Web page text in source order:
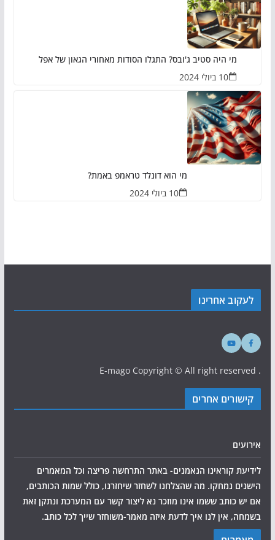
מי היה סטיב ג'ובס? התגלו הסודות מאחורי הגאון של אפל
10 ביולי 2024
מי הוא דונלד טראמפ באמת?
10 ביולי 2024
לעקוב אחרינו
. E-mago Copyright © All right reserved
קישורים אחרים
אירועים
לידיעת קוראינו הנאמנים- באתר התרחשה פריצה וכל המאמרים
הישנים נמחקו. מה שהצלחנו לשחזר שיחזרנו, כולל שמות הכותבים,
אם יש כותב ששמו אינו מוזכר נא ליצור קשר עם המערכת ונתקן זאת
בשמחה, אין לנו איך לדעת איזה מאמר-משוחזר שייך לכל כותב.